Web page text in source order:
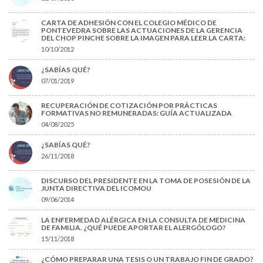
CARTA DE ADHESIÓN CON EL COLEGIO MÉDICO DE
PONTEVEDRA SOBRE LAS ACTUACIONES DE LA GERENCIA
DEL CHOP PINCHE SOBRE LA IMAGEN PARA LEER LA CARTA:
10/10/2012
¿SABÍAS QUÉ?
07/01/2019
RECUPERACIÓN DE COTIZACIÓN POR PRÁCTICAS
FORMATIVAS NO REMUNERADAS: GUÍA ACTUALIZADA
04/08/2025
¿SABÍAS QUÉ?
26/11/2018
DISCURSO DEL PRESIDENTE EN LA TOMA DE POSESIÓN DE LA
JUNTA DIRECTIVA DEL ICOMOU
09/06/2014
LA ENFERMEDAD ALÉRGICA EN LA CONSULTA DE MEDICINA
DE FAMILIA. ¿QUÉ PUEDE APORTAR EL ALERGÓLOGO?
15/11/2018
¿CÓMO PREPARAR UNA TESIS O UN TRABAJO FIN DE GRADO?